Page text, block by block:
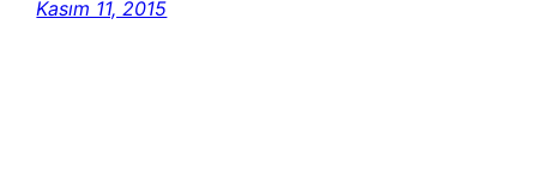
Kasım 11, 2015